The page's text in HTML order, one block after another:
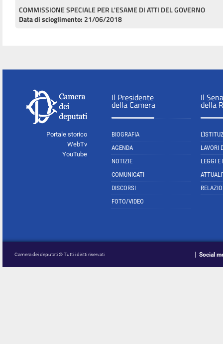
COMMISSIONE SPECIALE PER L'ESAME DI ATTI DEL GOVERNO
Data di scioglimento: 21/06/2018
Portale storico
WebTv
YouTube
Il Presidente
della Camera
BIOGRAFIA
AGENDA
NOTIZIE
COMUNICATI
DISCORSI
FOTO/VIDEO
Il
della
LAVORI
LEGGI E
Camera dei deputati © Tutti i diritti riservati Social